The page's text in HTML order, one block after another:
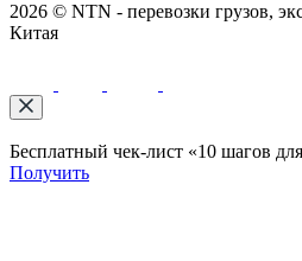
2026 © NTN - перевозки грузов,
Китая
Бесплатный чек-лист «10 шагов
Получить